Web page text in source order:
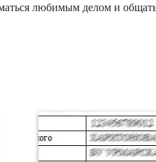
любимым делом и